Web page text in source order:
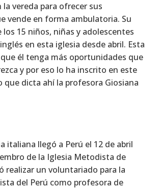
la vereda para ofrecer sus
vende en forma ambulatoria. Su
los 15 niños, niñas y adolescentes
en esta iglesia desde abril. Esta
él tenga más oportunidades que
y por eso lo ha inscrito en este
dicta ahí la profesora Giosiana
italiana llegó a Perú el 12 de abril
de la Iglesia Metodista de
realizar un voluntariado para la
del Perú como profesora de